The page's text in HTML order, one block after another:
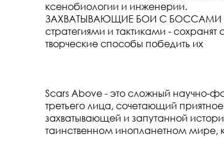
ксенобиологии и инженерии.
ЗАХВАТЫВАЮЩИЕ БОИ С БОССАМИ -
стратегиями и тактиками - сохранят
творческие способы победить их
Scars Above - это сложный научно-
третьего лица, сочетающий
захватывающей и запутанной
таинственном инопланетном мире,